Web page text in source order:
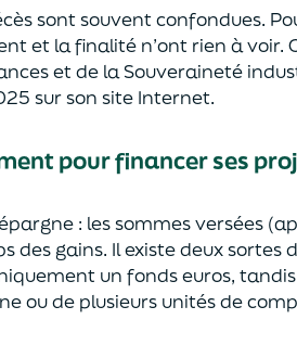
sontsouventconfondues.
et la finalité n’ont rien à voir.
et de la Souveraineté
sur son site Internet.
pour financer ses
: les sommes versées
des gains. Il existe deux sortes
un fonds euros,
ou de plusieurs unités de